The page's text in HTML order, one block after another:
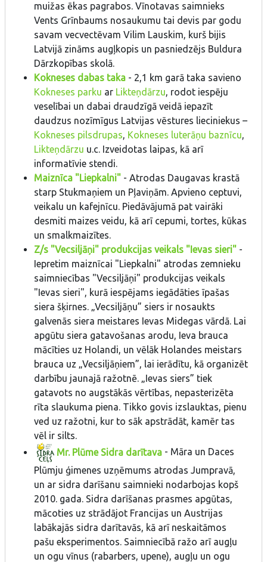
muižas ēkas pagrabos. Vīnotavas saimnieks
Vents Grīnbaums nosaukumu tai devis par godu
savam vecvectēvam Vilim Lauskim, kurš bijis
Latvijā zināms augļkopis un pasniedzējs Buldura
Dārzkopības skolā.
Kokneses dabas taka - 2,1 km garā taka savieno
Kokneses parku ar Likteņdārzu, rodot iespēju
veselībai un dabai draudzīgā veidā iepazīt
daudzus nozīmīgus Latvijas vēstures lieciniekus –
Kokneses pilsdrupas, Kokneses luterāņu baznīcu,
Likteņdārzu u.c. Izveidotas laipas, kā arī
informatīvie stendi.
Maiznīca "Liepkalni" - Atrodas Daugavas krastā
starp Stukmaņiem un Pļaviņām. Apvieno ceptuvi,
veikalu un kafejnīcu. Piedāvājumā pat vairāki
desmiti maizes veidu, kā arī cepumi, tortes, kūkas
un smalkmaizītes.
Z/s "Vecsiljāņi" produkcijas veikals "Ievas sieri" -
Iepretim maiznīcai "Liepkalni" atrodas zemnieku
saimniecības "Vecsiljāņi" produkcijas veikals
"Ievas sieri", kurā iespējams iegādāties īpašas
siera šķirnes. „Vecsiljāņu” siers ir nosaukts
galvenās siera meistares Ievas Midegas vārdā. Lai
apgūtu siera gatavošanas arodu, Ieva brauca
mācīties uz Holandi, un vēlāk Holandes meistars
brauca uz „Vecsiljāņiem”, lai ierādītu, kā organizēt
darbību jaunajā ražotnē. „Ievas siers” tiek
gatavots no augstākās vērtības, nepasterizēta
rīta slaukuma piena. Tikko govis izslauktas, pienu
ved uz ražotni, kur to sāk apstrādāt, kamēr tas
vēl ir silts.
Mr. Plūme Sidra darītava - Māra un Daces
Plūmju ģimenes uzņēmums atrodas Jumpravā,
un ar sidra darīšanu saimnieki nodarbojas kopš
2010. gada. Sidra darīšanas prasmes apgūtas,
mācoties uz strādājot Francijas un Austrijas
labākajās sidra darītavās, kā arī neskaitāmos
pašu eksperimentos. Saimniecībā ražo arī augļu
un ogu vīnus (rabarbers, upene), augļu un ogu